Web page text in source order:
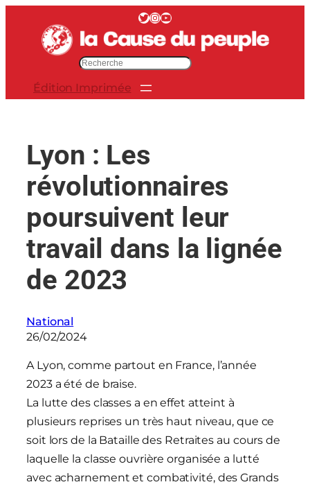
contenu
Twitter InstagramYouTube
e
r
Édition Imprimée
Lyon : Les
révolutionnaires
poursuivent leur
travail dans la lignée
de 2023
National
26/02/2024
A Lyon, comme partout en France, l’année
2023 a été de braise.
La lutte des classes a en effet atteint à
plusieurs reprises un très haut niveau, que ce
soit lors de la Bataille des Retraites au cours de
laquelle la classe ouvrière organisée a lutté
avec acharnement et combativité, des Grands